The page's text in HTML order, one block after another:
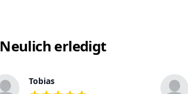
Neulich erledigt
Tobias